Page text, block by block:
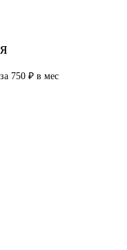
750 ₽ в мес